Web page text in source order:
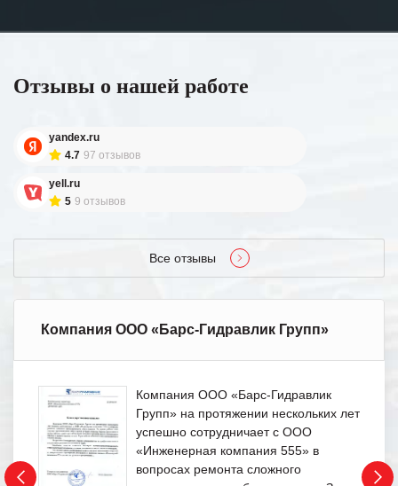
Отзывы о нашей работе
yandex.ru
4.7 97 отзывов
yell.ru
5 9 отзывов
Все отзывы
Компания ООО «Барс-Гидравлик Групп»
Компания ООО «Барс-Гидравлик
Групп» на протяжении нескольких лет
успешно сотрудничает с ООО
«Инженерная компания 555» в
вопросах ремонта сложного